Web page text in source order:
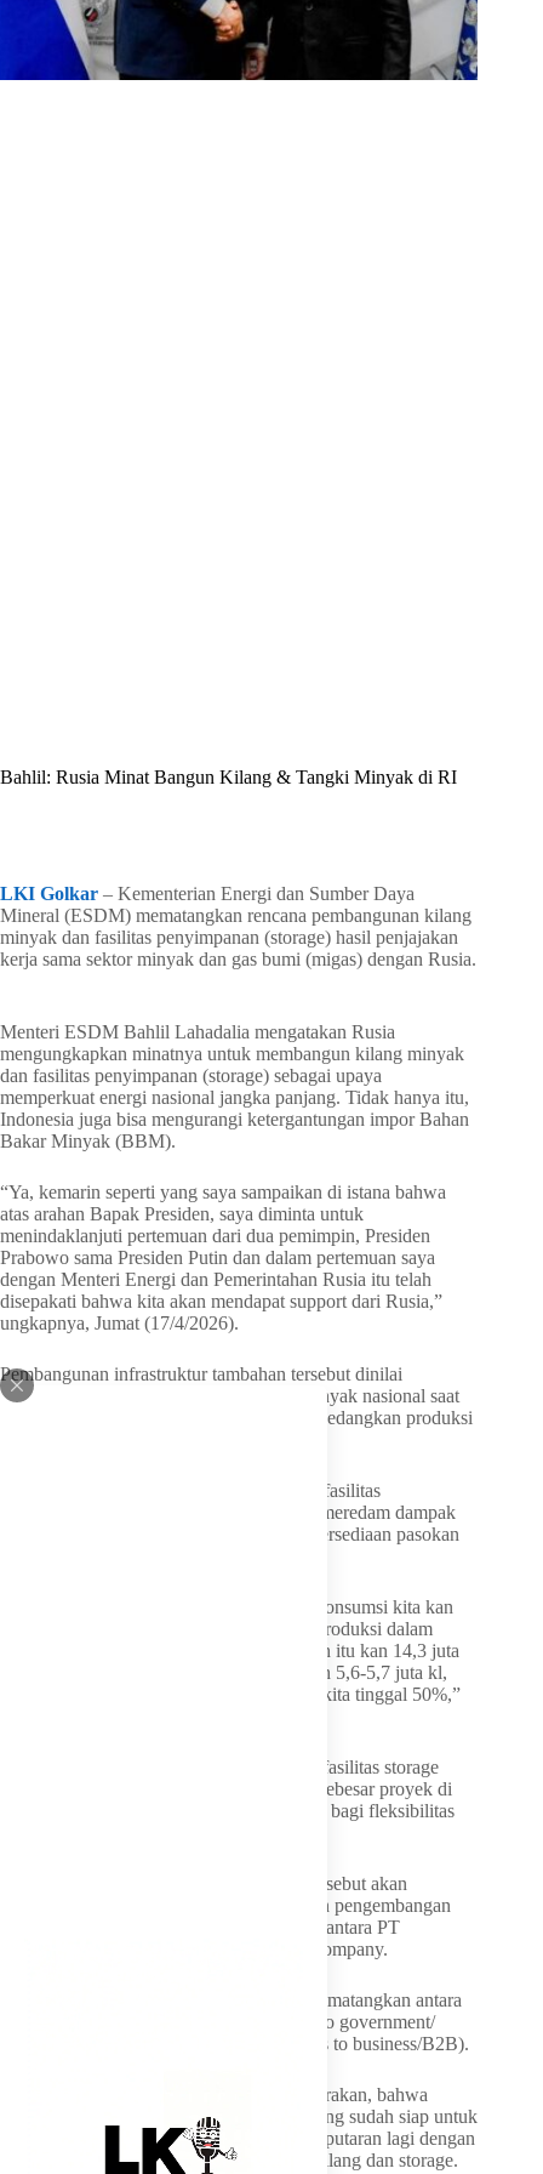
Bahlil: Rusia Minat Bangun Kilang & Tangki Minyak di RI
LKI Golkar – Kementerian Energi dan Sumber Daya
Mineral (ESDM) mematangkan rencana pembangunan kilang
minyak dan fasilitas penyimpanan (storage) hasil penjajakan
kerja sama sektor minyak dan gas bumi (migas) dengan Rusia.
Menteri ESDM Bahlil Lahadalia mengatakan Rusia
mengungkapkan minatnya untuk membangun kilang minyak
dan fasilitas penyimpanan (storage) sebagai upaya
memperkuat energi nasional jangka panjang. Tidak hanya itu,
Indonesia juga bisa mengurangi ketergantungan impor Bahan
Bakar Minyak (BBM).
“Ya, kemarin seperti yang saya sampaikan di istana bahwa
atas arahan Bapak Presiden, saya diminta untuk
menindaklanjuti pertemuan dari dua pemimpin, Presiden
Prabowo sama Presiden Putin dan dalam pertemuan saya
dengan Menteri Energi dan Pemerintahan Rusia itu telah
disepakati bahwa kita akan mendapat support dari Rusia,”
ungkapnya, Jumat (17/4/2026).
Pembangunan infrastruktur tambahan tersebut dinilai
mendesak mengingat tingkat konsumsi minyak nasional saat
ini mencapai 1,6 juta barel per hari (bph), sedangkan produksi
Melalui penambahan kapasitas kilang dan fasilitas
penyimpanan, pemerintah berharap dapat meredam dampak
volatilitas pasar energi global terhadap ketersediaan pasokan
“Sekarang bensin itu kita impor, totalnya konsumsi kita kan
hampir 39-40 juta kilo liter (kl). Dari situ produksi dalam
negeri kita sebelum ada RDMP Balikpapan itu kan 14,3 juta
kl. Penambahan RDMP Balikpapan itu kan 5,6-5,7 juta kl,
jadi hampir 20 juta kilo liter, berarti impor kita tinggal 50%,”
Adapun, skala kapasitas untuk kilang dan fasilitas storage
yang tengah dijajaki saat ini disebut tidak sebesar proyek di
Tuban, namun tetap memiliki peran krusial bagi fleksibilitas
Kendati demikian, rencana proyek baru tersebut akan
menggunakan skema yang berbeda dengan pengembangan
Kilang Tuban yang merupakan kolaborasi antara PT
Pertamina (Persero) dengan Rosneft Oil Company.
Opsi skema yang akan digunakan masih dimatangkan antara
mekanisme antarpemerintah (government to government/
G2G) maupun antarpelaku usaha (business to business/B2B).
“Itu salah satu poin yang kemarin kita bicarakan, bahwa
memang ada beberapa investasi mereka yang sudah siap untuk
masuk, tetapi finalisasinya tunggu ada 1-2 putaran lagi dengan
kami, khusus untuk menyangkut dengan kilang dan storage.